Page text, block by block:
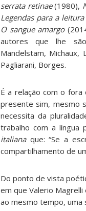
serrata retinae(1980),
Legendas para a
O sangue amargo
autores que lhe são
Mandelstam, Michaux,
Pagliarani, Borges.
É a relação com o fora
presente sim, mesmo
necessita da
trabalho com a língua
italiana que: “Se a
compartilhamento de
Do ponto de vista
em que Valerio
ao mesmo tempo, uma